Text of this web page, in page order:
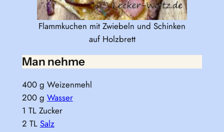
Flammkuchen mit Zwiebeln und Schinken
auf Holzbrett
Man nehme
400 g Weizenmehl
200 g Wasser
1 TL Zucker
2 TL Salz